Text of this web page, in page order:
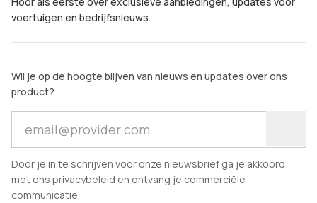
voertuigen en bedrijfsnieuws.
Wil je op de hoogte blijven van nieuws en updates over ons
product?
Door je in te schrijven voor onze nieuwsbrief ga je akkoord
met ons privacybeleid en ontvang je commerciële
communicatie.